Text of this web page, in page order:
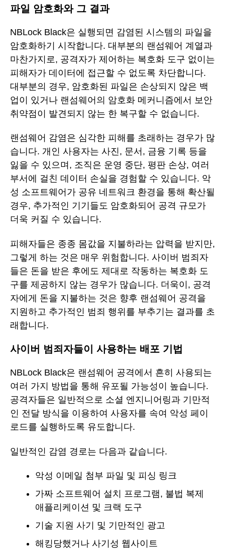
파일 암호화와 그 결과
NBLock Black은 실행되면 감염된 시스템의 파일을
암호화하기 시작합니다. 대부분의 랜섬웨어 계열과
마찬가지로, 공격자가 제어하는 복호화 도구 없이는
피해자가 데이터에 접근할 수 없도록 차단합니다.
대부분의 경우, 암호화된 파일은 손상되지 않은 백
업이 있거나 랜섬웨어의 암호화 메커니즘에서 보안
취약점이 발견되지 않는 한 복구할 수 없습니다.
랜섬웨어 감염은 심각한 피해를 초래하는 경우가 많
습니다. 개인 사용자는 사진, 문서, 금융 기록 등을
잃을 수 있으며, 조직은 운영 중단, 평판 손상, 여러
부서에 걸친 데이터 손실을 경험할 수 있습니다. 악
성 소프트웨어가 공유 네트워크 환경을 통해 확산될
경우, 추가적인 기기들도 암호화되어 공격 규모가
더욱 커질 수 있습니다.
피해자들은 종종 몸값을 지불하라는 압력을 받지만,
그렇게 하는 것은 매우 위험합니다. 사이버 범죄자
들은 돈을 받은 후에도 제대로 작동하는 복호화 도
구를 제공하지 않는 경우가 많습니다. 더욱이, 공격
자에게 돈을 지불하는 것은 향후 랜섬웨어 공격을
지원하고 추가적인 범죄 행위를 부추기는 결과를 초
래합니다.
사이버 범죄자들이 사용하는 배포 기법
NBLock Black은 랜섬웨어 공격에서 흔히 사용되는
여러 가지 방법을 통해 유포될 가능성이 높습니다.
공격자들은 일반적으로 소셜 엔지니어링과 기만적
인 전달 방식을 이용하여 사용자를 속여 악성 페이
로드를 실행하도록 유도합니다.
일반적인 감염 경로는 다음과 같습니다.
악성 이메일 첨부 파일 및 피싱 링크
가짜 소프트웨어 설치 프로그램, 불법 복제
애플리케이션 및 크랙 도구
기술 지원 사기 및 기만적인 광고
해킹당했거나 사기성 웹사이트